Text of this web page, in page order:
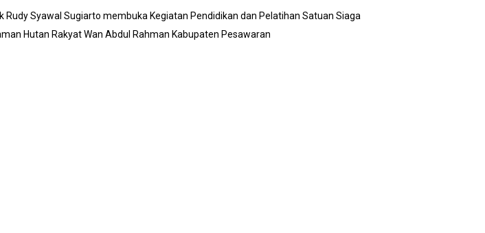
Rudy Syawal Sugiarto membuka Kegiatan Pendidikan dan Pelatihan Satuan Siaga
Hutan Rakyat Wan Abdul Rahman Kabupaten Pesawaran